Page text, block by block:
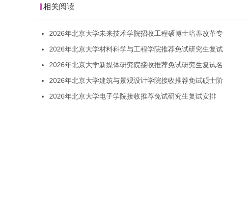
相关阅读
2026年北京大学未来技术学院招收工程硕博士培养改革专
2026年北京大学材料科学与工程学院推荐免试研究生复试
2026年北京大学新媒体研究院接收推荐免试研究生复试名
2026年北京大学建筑与景观设计学院接收推荐免试硕士阶
2026年北京大学电子学院接收推荐免试研究生复试安排